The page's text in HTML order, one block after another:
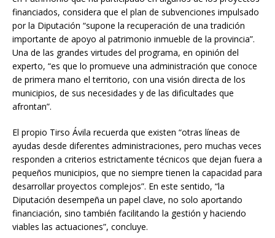
financiados, considera que el plan de subvenciones impulsado
por la Diputación “supone la recuperación de una tradición
importante de apoyo al patrimonio inmueble de la provincia”.
Una de las grandes virtudes del programa, en opinión del
experto, “es que lo promueve una administración que conoce
de primera mano el territorio, con una visión directa de los
municipios, de sus necesidades y de las dificultades que
afrontan”.
El propio Tirso Ávila recuerda que existen “otras líneas de
ayudas desde diferentes administraciones, pero muchas veces
responden a criterios estrictamente técnicos que dejan fuera a
pequeños municipios, que no siempre tienen la capacidad para
desarrollar proyectos complejos”. En este sentido, “la
Diputación desempeña un papel clave, no solo aportando
financiación, sino también facilitando la gestión y haciendo
viables las actuaciones”, concluye.